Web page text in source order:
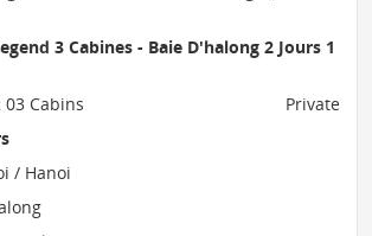
3 Cabines - Baie D'halong 2 Jours 1
03 Cabins
Private
/ Hanoi